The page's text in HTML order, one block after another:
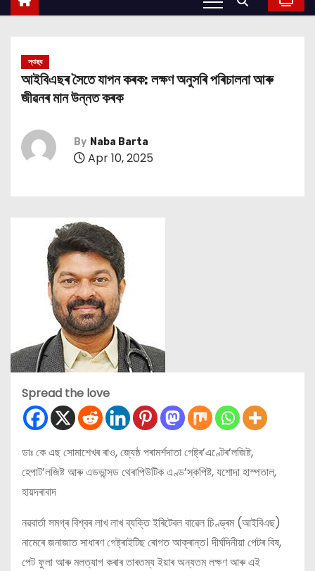
স্বাস্থ্য
আইবিএছৰ সৈতে যাপন কৰক: লক্ষণ অনুসৰি পৰিচালনা আৰু
জীৱনৰ মান উন্নত কৰক
By Naba Barta
Apr 10, 2025
Spread the love
ডাঃ কে এছ সোমাশেখৰ ৰাও, জ্যেষ্ঠ পৰামৰ্শদাতা গেষ্ট্ৰ’এণ্টেৰ’লজিষ্ট,
হেপাট’লজিষ্ট আৰু এডভান্সড থেৰাপিউটিক এণ্ড’স্কপিষ্ট, যশোদা হাস্পতাল,
হায়দৰাবাদ
নৱবার্তা সমগ্ৰ বিশ্বৰ লাখ লাখ ব্যক্তি ইৰিটেবল বাৱেল চিণ্ড্ৰম (আইবিএছ)
নামেৰে জনাজাত সাধাৰণ গেষ্ট্ৰাইটিছ ৰোগত আক্ৰান্ত। দীৰ্ঘদিনীয়া পেটৰ বিষ,
পেট ফুলা আৰু মলত্যাগ কৰাৰ তাৰতম্য ইয়াৰ অন্যতম লক্ষণ আৰু এই